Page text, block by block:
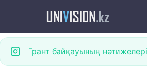
Грант байқауының нәтижелері